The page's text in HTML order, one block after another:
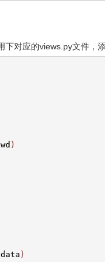
对应的views.py文件，
wd )
data )